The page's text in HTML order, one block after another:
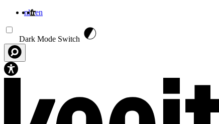
nlfren
Dark Mode Switch